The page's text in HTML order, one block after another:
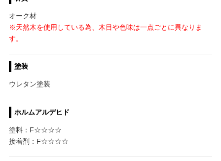
オーク材
※天然木を使用している為、木目や色味は一点ごとに異なりま
す。
塗装
ウレタン塗装
ホルムアルデヒド
塗料：F☆☆☆☆
接着剤：F☆☆☆☆